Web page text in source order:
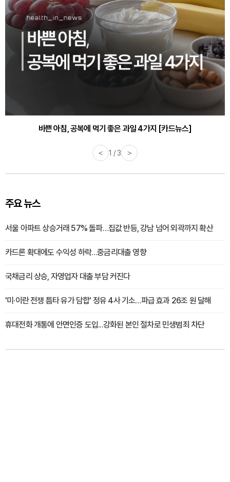
바쁜 아침, 공복에 먹기 좋은 과일 4가지 [카드뉴스]
30대부터 유병률 2배...여자에게 꼭 필요한 검사는? [카드뉴스]
< 1 / 3 >
주요 뉴스
서울 아파트 상승거래 57% 돌파…집값 반등, 강남 넘어 외곽까지 확산
카드론 확대에도 수익성 하락…중금리대출 영향
국채금리 상승, 자영업자 대출 부담 커진다
'미·이란 전쟁 틈타 유가 담합' 정유 4사 기소…파급 효과 26조 원 달해
휴대전화 개통에 안면인증 도입...강화된 본인 절차로 민생범죄 차단